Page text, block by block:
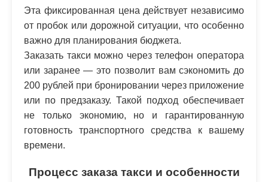
Эта фиксированная цена действует независимо
от пробок или дорожной ситуации, что особенно
важно для планирования бюджета.
Заказать такси можно через телефон оператора
или заранее — это позволит вам сэкономить до
200 рублей при бронировании через приложение
или по предзаказу. Такой подход обеспечивает
не только экономию, но и гарантированную
готовность транспортного средства к вашему
времени.
Процесс заказа такси и особенности